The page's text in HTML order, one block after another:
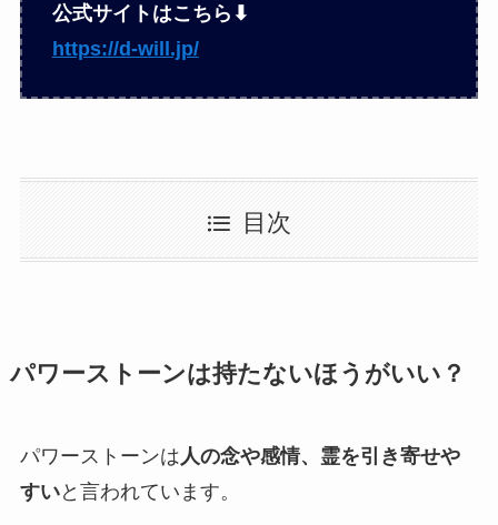
公式サイトはこちら⬇︎
https://d-will.jp/
目次
パワーストーンは持たないほうがいい？
パワーストーンは 人の念や感情、霊を引き寄せや
すいと言われています。